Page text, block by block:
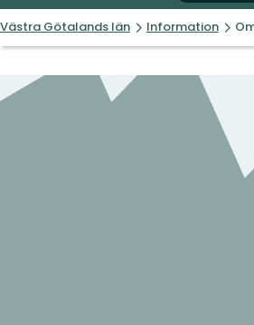
Västra Götalands län Information